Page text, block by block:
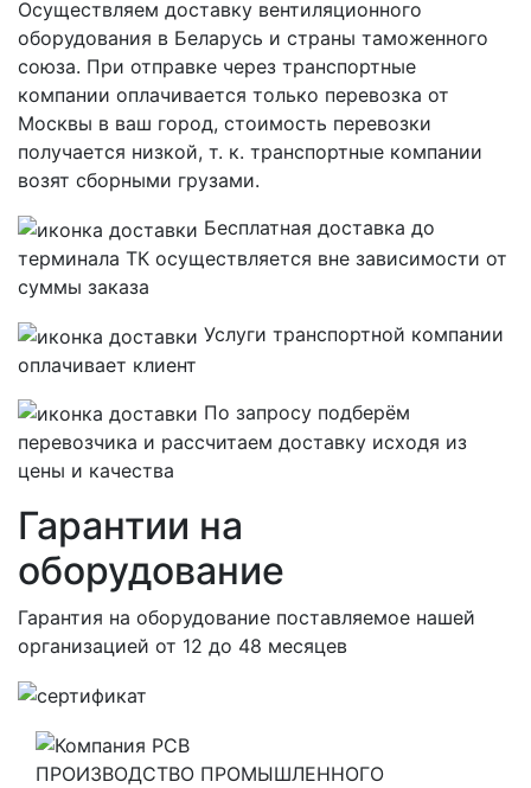
Осуществляем доставку вентиляционного
оборудования в Беларусь и страны таможенного
союза. При отправке через транспортные
компании оплачивается только перевозка от
Москвы в ваш город, стоимость перевозки
получается низкой, т. к. транспортные компании
возят сборными грузами.
Бесплатная доставка до
терминала ТК осуществляется вне зависимости от
суммы заказа
Услуги транспортной компании
оплачивает клиент
По запросу подберём
перевозчика и рассчитаем доставку исходя из
цены и качества
Гарантии на
оборудование
Гарантия на оборудование поставляемое нашей
организацией от 12 до 48 месяцев
ПРОИЗВОДСТВО ПРОМЫШЛЕННОГО